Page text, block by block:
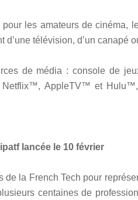
les amateurs de cinéma,
télévision, d’un canapé
de média : console de
AppleTV™ et Hulu™,
lancée le 10 février
de la French Tech pour
centaines de